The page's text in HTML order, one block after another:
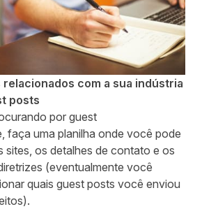
com a sua indústria
posts
por guest
faça uma planilha onde você pode
sites, os detalhes de contato e os
(eventualmente você
quais guest posts você enviou